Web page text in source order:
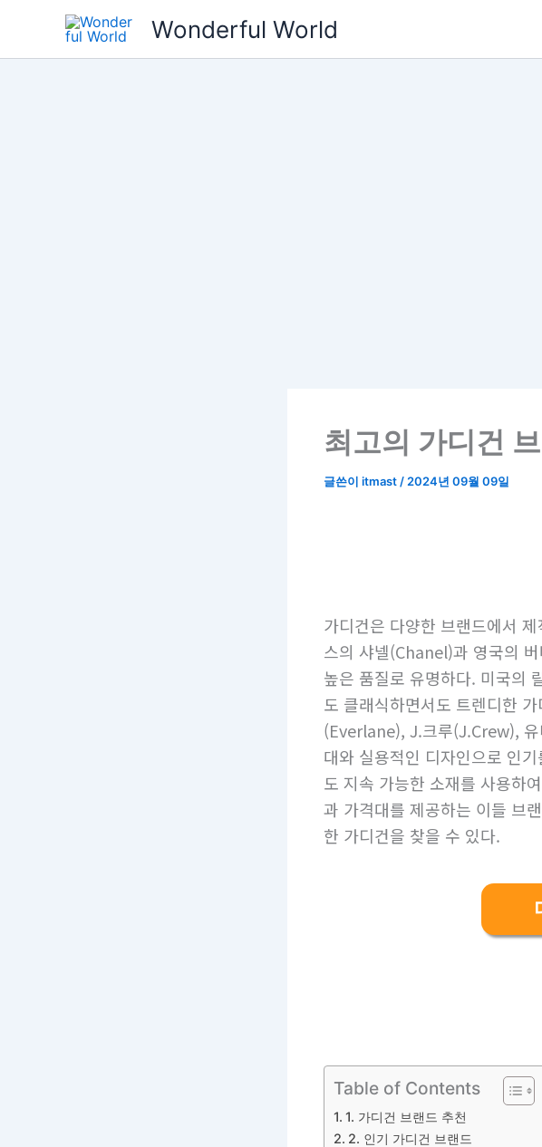
츠
Wonderful World
최고의 가디건
글쓴이 itmast / 2024년 09월 09일
가디건은 다양한 브랜드에서
스의 샤넬(Chanel)과 영국의
높은 품질로 유명하다. 미국
도 클래식하면서도 트렌디한
(Everlane), J.크루(J.Crew),
대와 실용적인 디자인으로 인
도 지속 가능한 소재를 사용하
과 가격대를 제공하는 이들 브
한 가디건을 찾을 수 있다.
Table of Contents
1. 가디건 브랜드 추천
2. 인기 가디건 브랜드